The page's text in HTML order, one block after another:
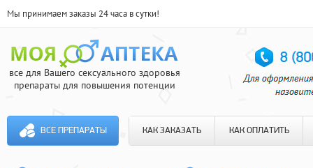
Мы принимаем заказы 24 часа в сутки!
все для Вашего сексуального здоровья
препараты для повышения потенции
ВСЕ ПРЕПАРАТЫ КАК ЗАКАЗАТЬ КАК ОПЛАТИТЬ